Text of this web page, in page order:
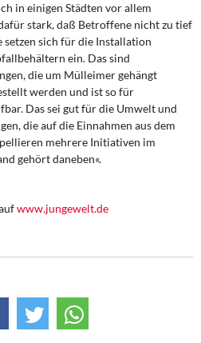
Daseinsvorsorge
in einigen Städten vor allem
stark, daß Betroffene nicht zu tief
setzen sich für die Installation
ein. Das sind
die um Mülleimer gehängt
werden und ist so für
Das sei gut für die Umwelt und
die auf die Einnahmen aus dem
mehrere Initiativen im
gehört daneben«.
www.jungewelt.de